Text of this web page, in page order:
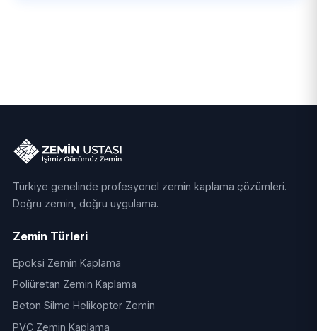
Türkiye genelinde profesyonel zemin kaplama çözümleri.
Doğru zemin, doğru uygulama.
Zemin Türleri
Epoksi Zemin Kaplama
Poliüretan Zemin Kaplama
Beton Silme Helikopter Zemin
PVC Zemin Kaplama